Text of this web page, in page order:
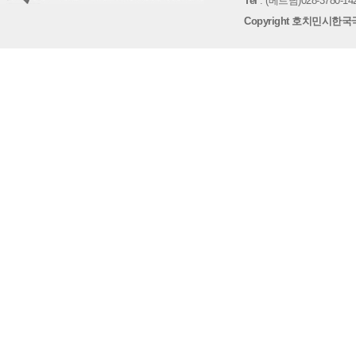
Copyright 호치민시한국